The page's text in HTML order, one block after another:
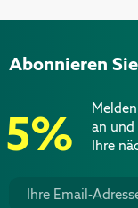
Abonnieren
5%
an und
Ihre